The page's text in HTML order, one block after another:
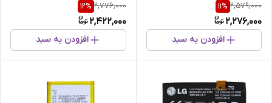
A525 - EB-BG781ABY
2,579,000
11%
2,276,000
افزودن به سبد
2,776,000
12%
2,422,000
افزودن به سبد